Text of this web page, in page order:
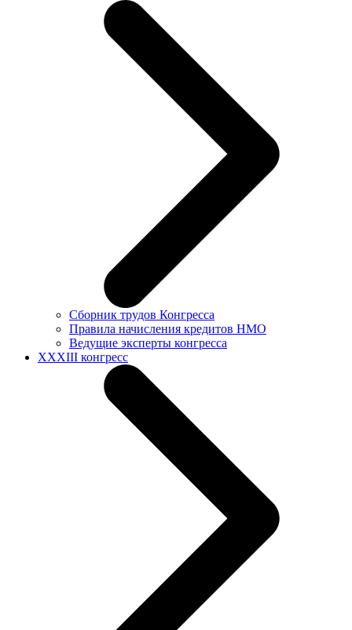
Сборник трудов Конгресса
Правила начисления кредитов НМО
Ведущие эксперты конгресса
XXXIII конгресс